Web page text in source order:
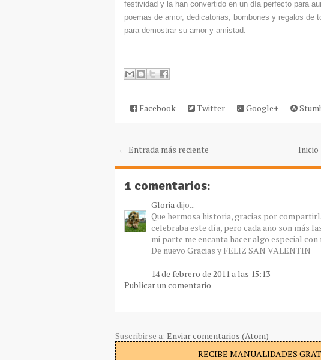
festividad y la han convertido en un día perfecto para
poemas de amor, dedicatorias, bombones y regalos de
para demostrar su amor y amistad.
Facebook Twitter Google+
← Entrada más reciente Inicio
1 comentarios:
Gloriadijo...
Que hermosa historia, gracias por
celebraba este día, pero cada año son más
mi parte me encanta hacer algo especial con
De nuevo Gracias y FELIZ SAN VALENTIN
14 de febrero de 2011 a las 15:13
Publicar un comentario
Suscribirse a: Enviar comentarios (Atom)
RECIBE MANUALIDADES